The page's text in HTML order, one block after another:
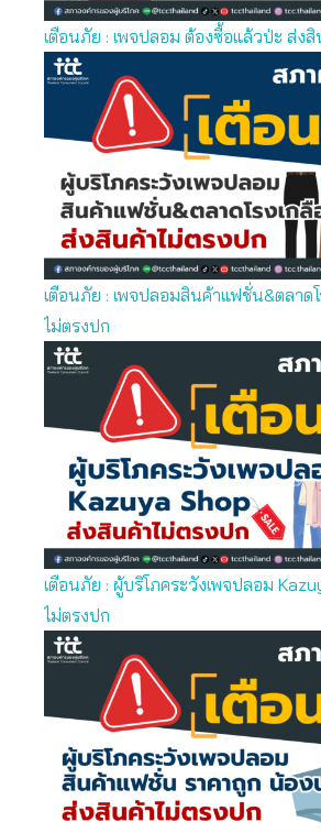
เตือนภัย : เพจปลอม ต้องซื้อแล้วป่ะ ส่ง
เตือนภัย : เพจปลอมสินค้าแฟชั่น&ตลาด
ไม่ตรงปก
เตือนภัย : ผู้บริโภคระวังเพจปลอม
ไม่ตรงปก